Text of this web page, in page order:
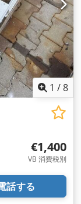
1 /8
€1,400
VB 消費税別
話する